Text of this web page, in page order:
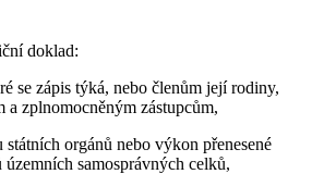
doklad:
se zápis týká, nebo členům její rodiny,
a zplnomocněným zástupcům,
státních orgánů nebo výkon přenesené
územních samosprávných celků,